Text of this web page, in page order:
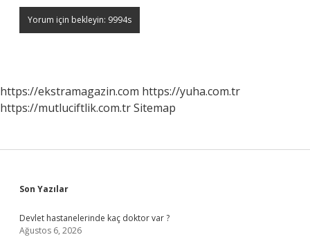
https://ekstramagazin.com https://yuha.com.tr
https://mutluciftlik.com.trSitemap
Sidebar
Son Yazılar
Devlet hastanelerinde kaç doktor var ?
Ağustos 6, 2026